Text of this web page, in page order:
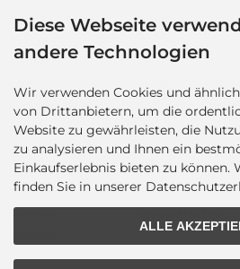
Baume & Mercier Breitling
Davosa
Ebel
IWC
Jacques Lemans
Lilienthal Berlin
Longines
Montblanc
Nomos
Oris
Panerai
Roger Dubuis
Rolex
TAG Heuer
Tissot
Tutima
Diese Webseite
andere Technologien
Wir verwenden Cookies und
von Drittanbietern, um die
Website zu gewährleisten, die
zu analysieren und Ihnen ein
Einkaufserlebnis bieten zu
finden Sie in unserer
ALLE